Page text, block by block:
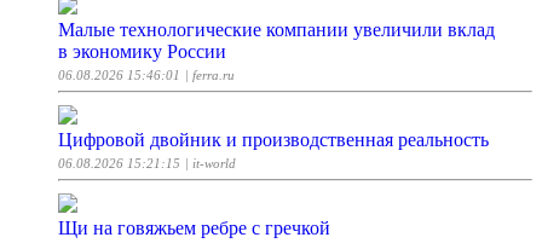
Малые технологические компании увеличили вклад
в экономику России
06.08.2026 15:46:01 | ferra.ru
Цифровой двойник и производственная реальность
06.08.2026 15:21:15 | it-world
Щи на говяжьем ребре с гречкой